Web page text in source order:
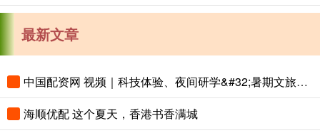
最新文章
中国配资网 视频｜科技体验、夜间研学&#32;暑期文旅花样上新
海顺优配 这个夏天，香港书香满城